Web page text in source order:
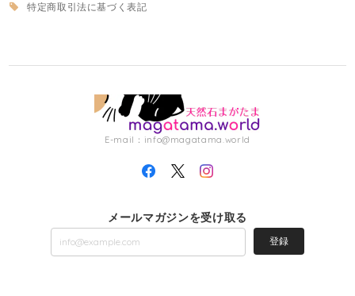
特定商取引法に基づく表記
E-mail： info@magatama.world
メールマガジンを受け取る
登録